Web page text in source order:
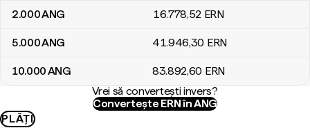
2.000ANG 16.778,52 ERN
5.000ANG 41.946,30 ERN
10.000ANG 83.892,60 ERN
Vrei să convertești invers?
Convertește ERN în ANG
PLĂȚI